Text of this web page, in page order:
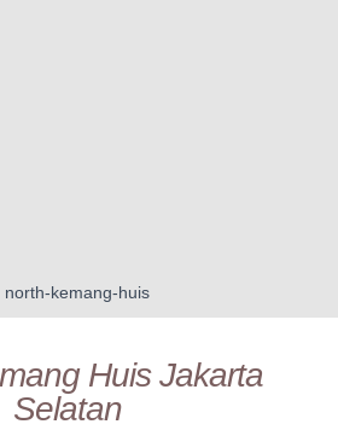
Huis Jakarta
Selatan